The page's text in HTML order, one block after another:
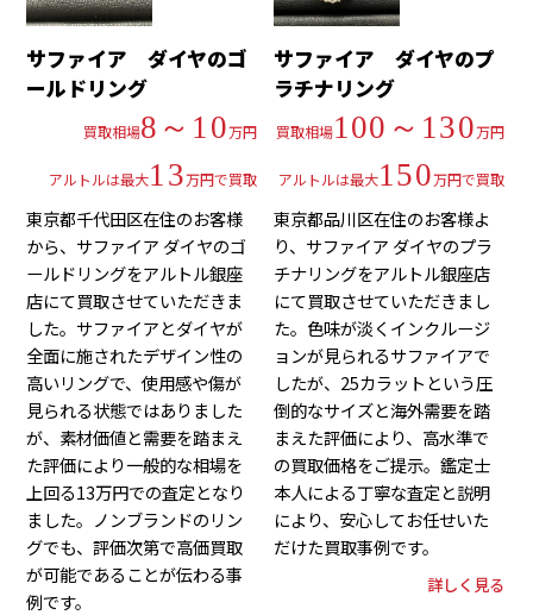
サファイア ダイヤのゴ
ールドリング
買取相場8～10万円
アルトルは最大13万円で買取
東京都千代田区在住のお客様
から、サファイア ダイヤのゴ
ールドリングをアルトル銀座
店にて買取させていただきま
した。サファイアとダイヤが
全面に施されたデザイン性の
高いリングで、使用感や傷が
見られる状態ではありました
が、素材価値と需要を踏まえ
た評価により一般的な相場を
上回る13万円での査定となり
ました。ノンブランドのリン
グでも、評価次第で高価買取
が可能であることが伝わる事
例です。
サファイア ダイヤのプ
ラチナリング
買取相場100～130万円
アルトルは最大150万円で買取
東京都品川区在住のお客様よ
り、サファイア ダイヤのプラ
チナリングをアルトル銀座店
にて買取させていただきまし
た。色味が淡くインクルージ
ョンが見られるサファイアで
したが、25カラットという圧
倒的なサイズと海外需要を踏
まえた評価により、高水準で
の買取価格をご提示。鑑定士
本人による丁寧な査定と説明
により、安心してお任せいた
だけた買取事例です。
詳しく見る